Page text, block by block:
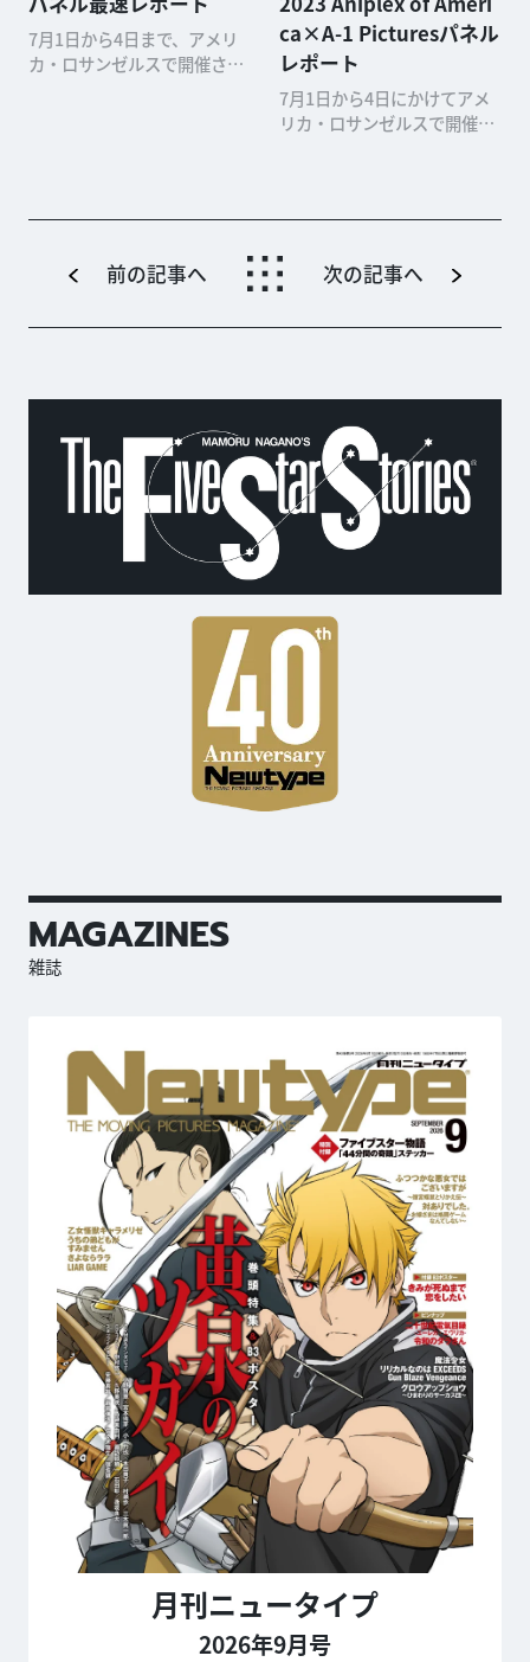
7月1日から4日まで、アメリ
カ・ロサンゼルスで開催され
ca×A-1 Picturesパネル
レポート
7月1日から4日にかけてアメ
リカ・ロサンゼルスで開催さ
x of Americaと制作スタジ
模様を、現地よりお届け...
前の記事へ 次の記事へ
MAGAZINES
雑誌
月刊ニュータイプ
2026年9月号